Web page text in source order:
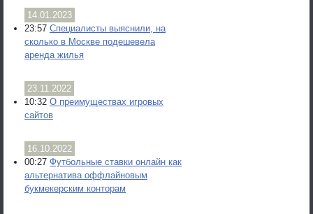
14.01.2023
23:57 Специалисты выяснили, на
сколько в Москве подешевела
аренда жилья
23.11.2022
10:32 О преимуществах игровых
сайтов
16.10.2022
00:27 Футбольные ставки онлайн как
альтернатива оффлайновым
букмекерским конторам